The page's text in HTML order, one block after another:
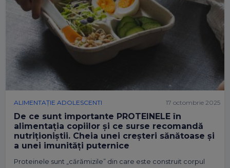
ALIMENTAȚIE ADOLESCENTI
De ce sunt importante PROTEINELE în
alimentația copiilor și ce surse recomandă
nutriționiștii. Cheia unei creșteri sănătoase și
a unei imunități puternice
Proteinele sunt „cărămizile” din care este construit corpul
17 octombrie 2025